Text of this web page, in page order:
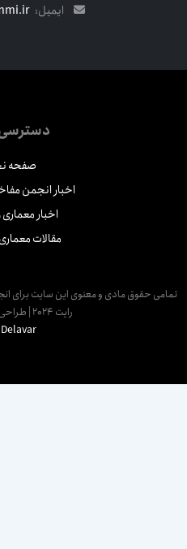
ایمیل:
دسترسی
صفحه
اخبار انجمن مفاخر
اخبار معماری
مقالات معماری
حقوق مادی و معنوی این سایت برای
رایت 2024 | طراحی و توسعه توسط
Delavar